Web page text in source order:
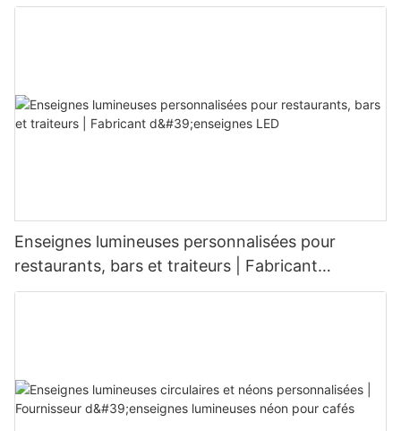
maison
Enseignes lumineuses personnalisées pour
restaurants, bars et traiteurs | Fabricant
d'enseignes LED